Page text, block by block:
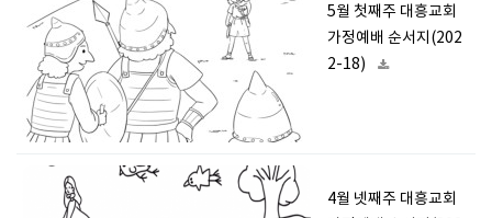
5월 첫째주 대흥교회
가정예배 순서지(202
2-18)
4월 넷째주 대흥교회